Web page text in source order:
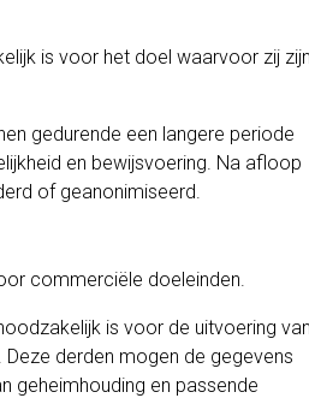
is voor het doel waarvoor zij zijn
gedurende een langere periode
en bewijsvoering. Na afloop
of geanonimiseerd.
commerciële doeleinden.
is voor de uitvoering van
derden mogen de gegevens
geheimhouding en passende